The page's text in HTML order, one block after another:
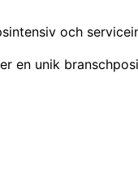
och
en unik